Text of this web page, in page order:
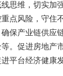
思维，切实加
点风险，守住
保产业链供应
。促进房地产
平台经济健康发